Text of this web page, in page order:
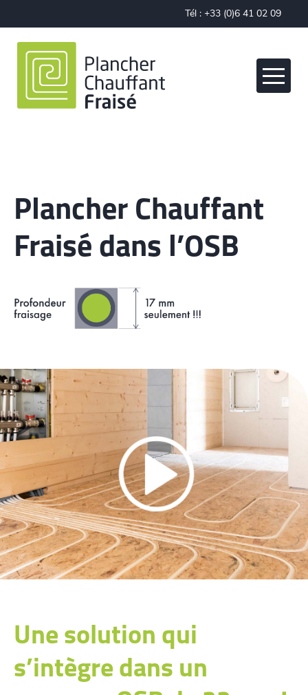
Tél : +33 (0)6 41 02 09
Plancher Chauffant
Fraisé dans l’OSB
Une solution qui
s’intègre dans un